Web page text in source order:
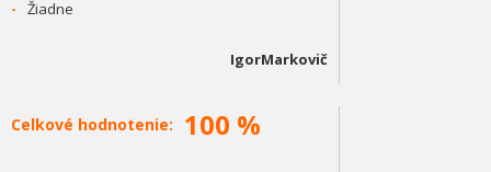
- Žiadne
IgorMarkovič
Celkové hodnotenie: 100 %